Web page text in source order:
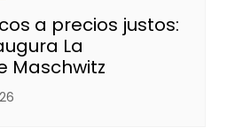
a precios justos:
La
Maschwitz